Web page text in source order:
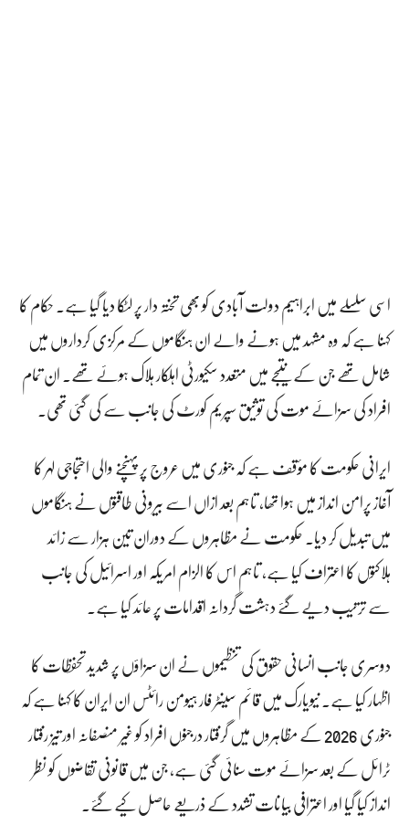
اسی سلسلے میں ابراہیم دولت آبادی کو بھی تختہ دار پر لٹکا دیا گیا ہے۔ حکام کا
کہنا ہے کہ وہ مشہد میں ہونے والے ان ہنگاموں کے مرکزی کرداروں میں
شامل تھے جن کے نتیجے میں متعدد سکیورٹی اہلکار ہلاک ہوئے تھے۔ ان تمام
افراد کی سزائے موت کی توثیق سپریم کورٹ کی جانب سے کی گئی تھی۔
ایرانی حکومت کا مؤقف ہے کہ جنوری میں عروج پر پہنچنے والی احتجاجی لہر کا
آغاز پرامن انداز میں ہوا تھا، تاہم بعد ازاں اسے بیرونی طاقتوں نے ہنگاموں
میں تبدیل کر دیا۔ حکومت نے مظاہروں کے دوران تین ہزار سے زائد
ہلاکتوں کا اعتراف کیا ہے، تاہم اس کا الزام امریکہ اور اسرائیل کی جانب
سے ترتیب دیے گئے دہشت گردانہ اقدامات پر عائد کیا ہے۔
دوسری جانب انسانی حقوق کی تنظیموں نے ان سزاؤں پر شدید تحفظات کا
اظہار کیا ہے۔ نیویارک میں قائم سینٹر فار ہیومن رائٹس ان ایران کا کہنا ہے کہ
جنوری 2026 کے مظاہروں میں گرفتار درجنوں افراد کو غیر منصفانہ اور تیز رفتار
ٹرائل کے بعد سزائے موت سنائی گئی ہے، جن میں قانونی تقاضوں کو نظر
انداز کیا گیا اور اعترافی بیانات تشدد کے ذریعے حاصل کیے گئے۔